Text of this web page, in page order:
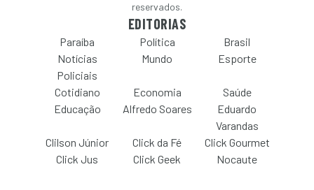
reservados.
EDITORIAS
Paraíba Política
Brasil
Notícias
Policiais
Mundo Esporte
Cotidiano Economia
Saúde
Educação
Alfredo Soares
Eduardo
Varandas
Clilson Júnior
Click da Fé
Click Gourmet
Click Jus
Click Geek Nocaute